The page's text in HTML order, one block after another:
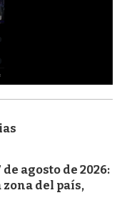
agosto de 2026:
del país,